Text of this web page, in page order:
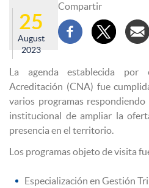
25
August
2023
Compartir
La agenda establecida
Acreditación (CNA) fue
varios programas
institucional de ampliar la
presencia en el territorio.
Los programas objeto de visita
Especialización en Gestión